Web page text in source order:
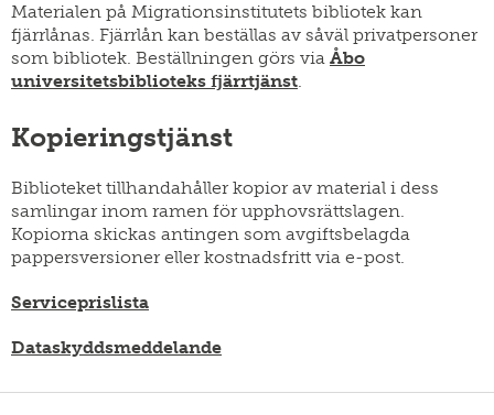
Materialen på Migrationsinstitutets bibliotek kan
fjärrlånas. Fjärrlån kan beställas av såväl privatpersoner
som bibliotek. Beställningen görs via Åbo
universitetsbiblioteks fjärrtjänst.
Kopieringstjänst
Biblioteket tillhandahåller kopior av material i dess
samlingar inom ramen för upphovsrättslagen.
Kopiorna skickas antingen som avgiftsbelagda
pappersversioner eller kostnadsfritt via e-post.
Serviceprislista
Dataskyddsmeddelande